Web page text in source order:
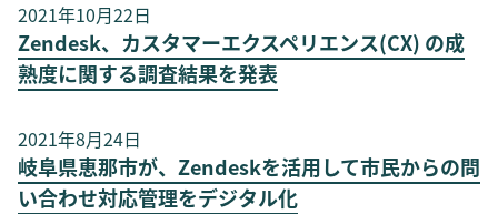
2021年10月22日
Zendesk、カスタマーエクスペリエンス(CX) の成
熟度に関する調査結果を発表
2021年8月24日
岐阜県恵那市が、Zendeskを活用して市民からの問
い合わせ対応管理をデジタル化